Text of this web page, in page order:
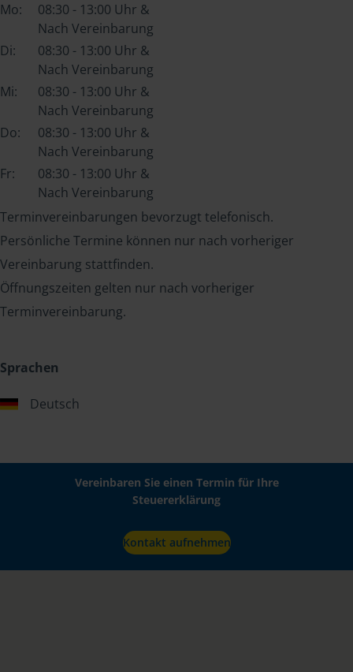
Mo:
08:30 - 13:00 Uhr &
Nach Vereinbarung
Di:
08:30 - 13:00 Uhr &
Nach Vereinbarung
Mi:
08:30 - 13:00 Uhr &
Nach Vereinbarung
Do:
08:30 - 13:00 Uhr &
Nach Vereinbarung
Fr:
08:30 - 13:00 Uhr &
Nach Vereinbarung
Terminvereinbarungen bevorzugt telefonisch.
Persönliche Termine können nur nach vorheriger
Vereinbarung stattfinden.
Öffnungszeiten gelten nur nach vorheriger
Terminvereinbarung.
Sprachen
Deutsch
Vereinbaren Sie einen Termin für Ihre
Steuererklärung
Kontakt aufnehmen